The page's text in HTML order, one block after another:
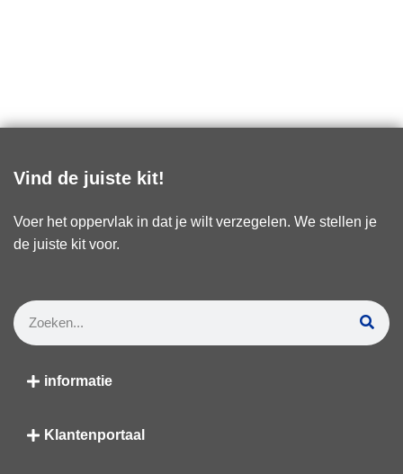
Vind de juiste kit!
Voer het oppervlak in dat je wilt verzegelen. We stellen je
de juiste kit voor.
informatie
Klantenportaal